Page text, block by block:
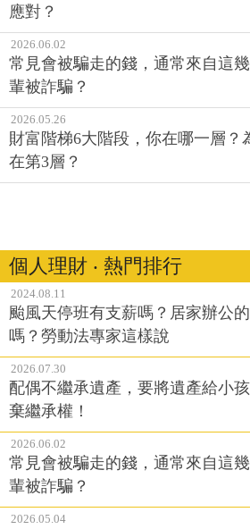
應對？
2026.06.02
常見會被騙走的錢，通常來自這
輩被詐騙？
2026.05.26
財富階梯6大階段，你在哪一層？
在第3層？
個人理財 ‧ 熱門排行
2024.08.11
颱風天停班有支薪嗎？居家辦公
嗎？勞動法專家這樣說
2026.07.30
配偶不繼承遺產，要將遺產給小
棄繼承權！
2026.06.02
常見會被騙走的錢，通常來自這
輩被詐騙？
2026.05.04